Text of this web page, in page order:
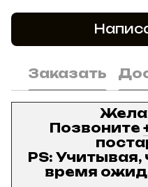
Заказать
Позвоните
PS:
время